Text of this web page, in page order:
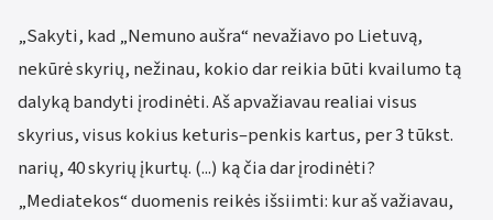
„Sakyti, kad „Nemuno aušra“ nevažiavo po Lietuvą,
nekūrė skyrių, nežinau, kokio dar reikia būti kvailumo tą
dalyką bandyti įrodinėti. Aš apvažiavau realiai visus
skyrius, visus kokius keturis–penkis kartus, per 3 tūkst.
narių, 40 skyrių įkurtų. (...) ką čia dar įrodinėti?
„Mediatekos“ duomenis reikės išsiimti: kur aš važiavau,